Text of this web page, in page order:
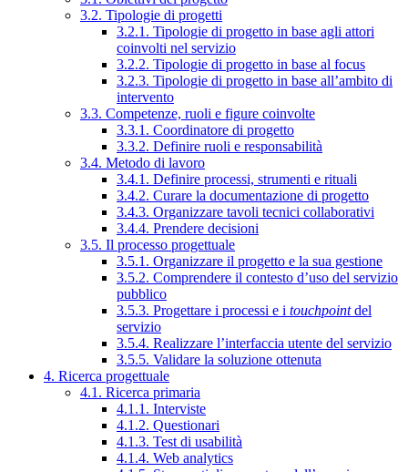
3.2. Tipologie di progetti
3.2.1. Tipologie di progetto in base agli attori
coinvolti nel servizio
3.2.2. Tipologie di progetto in base al focus
3.2.3. Tipologie di progetto in base all’ambito di
intervento
3.3. Competenze, ruoli e figure coinvolte
3.3.1. Coordinatore di progetto
3.3.2. Definire ruoli e responsabilità
3.4. Metodo di lavoro
3.4.1. Definire processi, strumenti e rituali
3.4.2. Curare la documentazione di progetto
3.4.3. Organizzare tavoli tecnici collaborativi
3.4.4. Prendere decisioni
3.5. Il processo progettuale
3.5.1. Organizzare il progetto e la sua gestione
3.5.2. Comprendere il contesto d’uso del servizio
pubblico
3.5.3. Progettare i processi e i touchpointdel
servizio
3.5.4. Realizzare l’interfaccia utente del servizio
3.5.5. Validare la soluzione ottenuta
4. Ricerca progettuale
4.1. Ricerca primaria
4.1.1. Interviste
4.1.2. Questionari
4.1.3. Test di usabilità
4.1.4. Web analytics